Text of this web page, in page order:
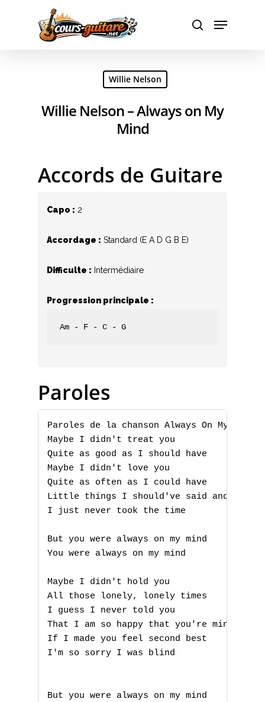
Hit enter to search or ESC to close
Willie Nelson
Willie Nelson – Always on My
Mind
Accords de Guitare
Capo : 2
Accordage : Standard (E A D G B E)
Difficulte : Intermédiaire
Progression principale :
Am - F - C - G
Paroles
Paroles de la chanson Always On My
Maybe I didn't treat you
Quite as good as I should have
Maybe I didn't love you
Quite as often as I could have
Little things I should've said and done
I just never took the time
But you were always on my mind
You were always on my mind
Maybe I didn't hold you
All those lonely, lonely times
I guess I never told you
That I am so happy that you're mine
If I made you feel second best
I'm so sorry I was blind
But you were always on my mind